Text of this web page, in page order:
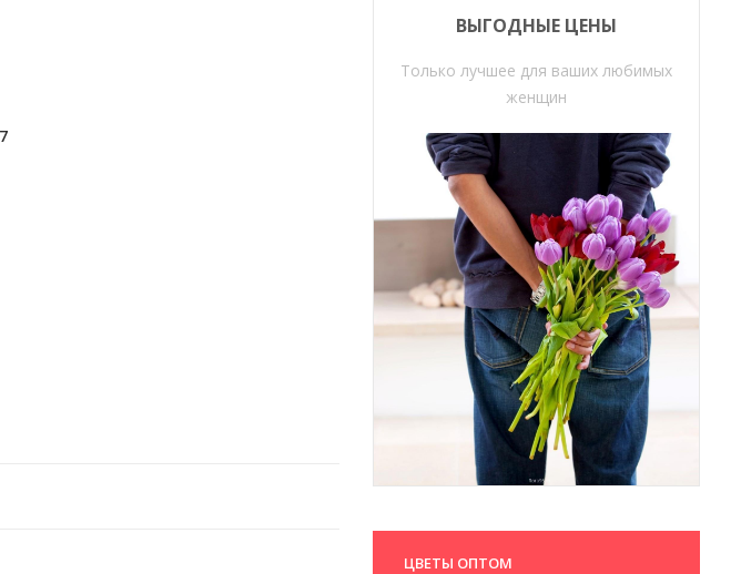
ВЫГОДНЫЕ ЦЕНЫ
Только лучшее для ваших любимых
женщин
ЦВЕТЫ ОПТОМ